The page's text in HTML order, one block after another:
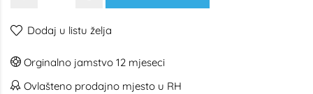
Dodaj u listu želja
Orginalno jamstvo 12 mjeseci
Ovlašteno prodajno mjesto u RH